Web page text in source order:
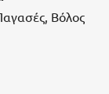
Βόλος